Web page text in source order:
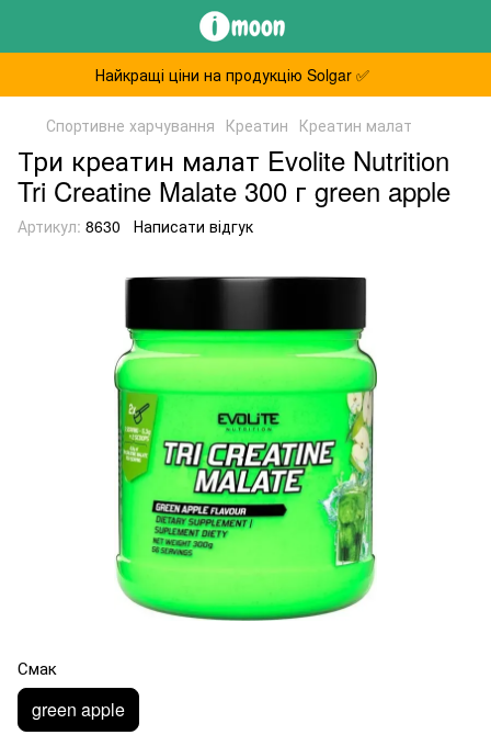
Найкращі ціни на продукцію Solgar ✅
Спортивне харчування Креатин Креатин малат
Три креатин малат Evolite Nutrition
Tri Creatine Malate 300 г green apple
Артикул: 8630 Написати відгук
Смак
green apple